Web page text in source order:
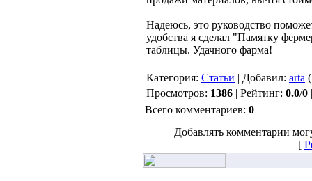
Надеюсь, это руководство
удобства я сделал "Памятку
таблицы. Удачного фарма!
Категория: Статьи | Добавил: arta
Просмотров: 1386 | Рейтинг: 0.0/0
Всего комментариев: 0
Добавлять комментарии
[